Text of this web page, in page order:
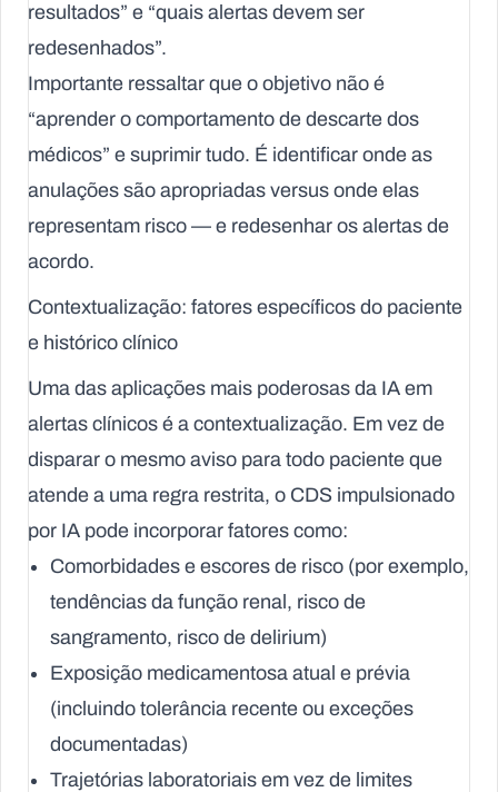
resultados” e “quais alertas devem ser
redesenhados”.
Importante ressaltar que o objetivo não é
“aprender o comportamento de descarte dos
médicos” e suprimir tudo. É identificar onde as
anulações são apropriadas versus onde elas
representam risco — e redesenhar os alertas de
acordo.
Contextualização: fatores específicos do paciente
e histórico clínico
Uma das aplicações mais poderosas da IA em
alertas clínicos é a contextualização. Em vez de
disparar o mesmo aviso para todo paciente que
atende a uma regra restrita, o CDS impulsionado
por IA pode incorporar fatores como:
Comorbidades e escores de risco (por exemplo,
tendências da função renal, risco de
sangramento, risco de delirium)
Exposição medicamentosa atual e prévia
(incluindo tolerância recente ou exceções
documentadas)
Trajetórias laboratoriais em vez de limites